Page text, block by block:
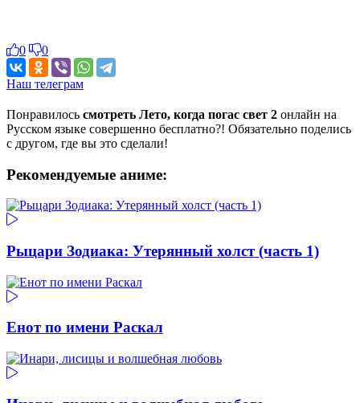
0 0
Наш телеграм
Понравилось смотреть Лето, когда погас свет 2 онлайн на
Русском языке совершенно бесплатно?! Обязательно поделись
с другом, где вы это сделали!
Рекомендуемые аниме:
Рыцари Зодиака: Утерянный холст (часть 1)
Енот по имени Раскал